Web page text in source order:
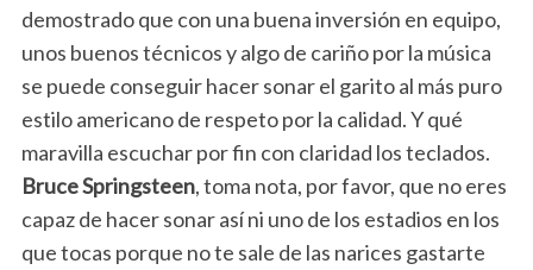
demostrado que con una buena inversión en equipo,
unos buenos técnicos y algo de cariño por la música
se puede conseguir hacer sonar el garito al más puro
estilo americano de respeto por la calidad. Y qué
maravilla escuchar por fin con claridad los teclados.
Bruce Springsteen, toma nota, por favor, que no eres
capaz de hacer sonar así ni uno de los estadios en los
que tocas porque no te sale de las narices gastarte